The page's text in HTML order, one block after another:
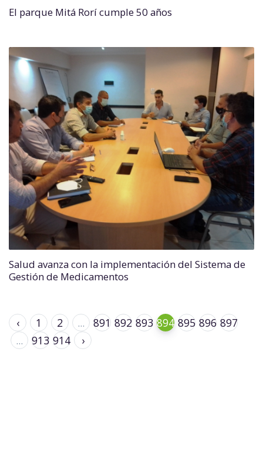
El parque Mitá Rorí cumple 50 años
Salud avanza con la implementación del Sistema de
Gestión de Medicamentos
‹ 1 2 ... 891 892 893 894 895 896 897
...
913 914 ›